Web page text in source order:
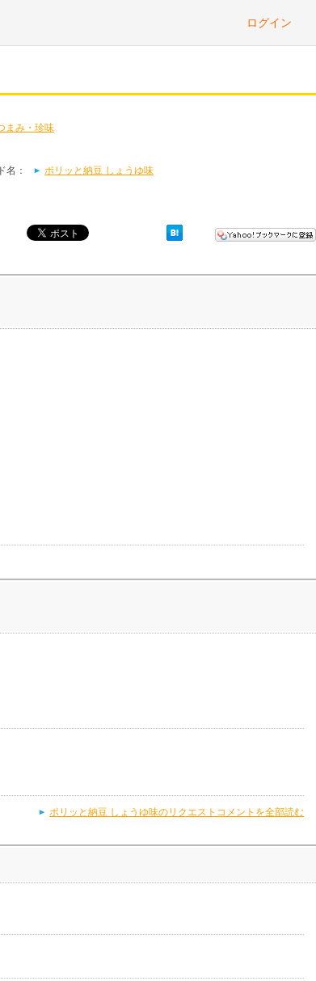
ログイン
まみ・珍味
名： ポリッと納豆 しょうゆ味
ポリッと納豆 しょうゆ味のリクエストコメントを全部読む